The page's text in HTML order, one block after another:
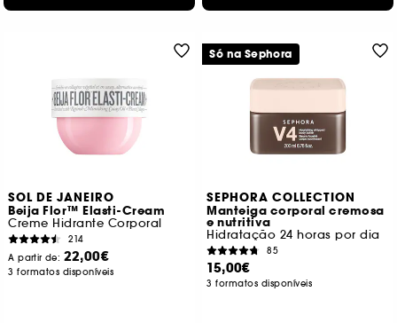
SOL DE JANEIRO
Beija Flor™ Elasti-Cream
Creme Hidrante Corporal
214
A partir de: 22,00€
3 formatos disponíveis
SEPHORA COLLECTION
Manteiga corporal cremosa
e nutritiva
Hidratação 24 horas por dia
85
15,00€
3 formatos disponíveis
Só na Sephora